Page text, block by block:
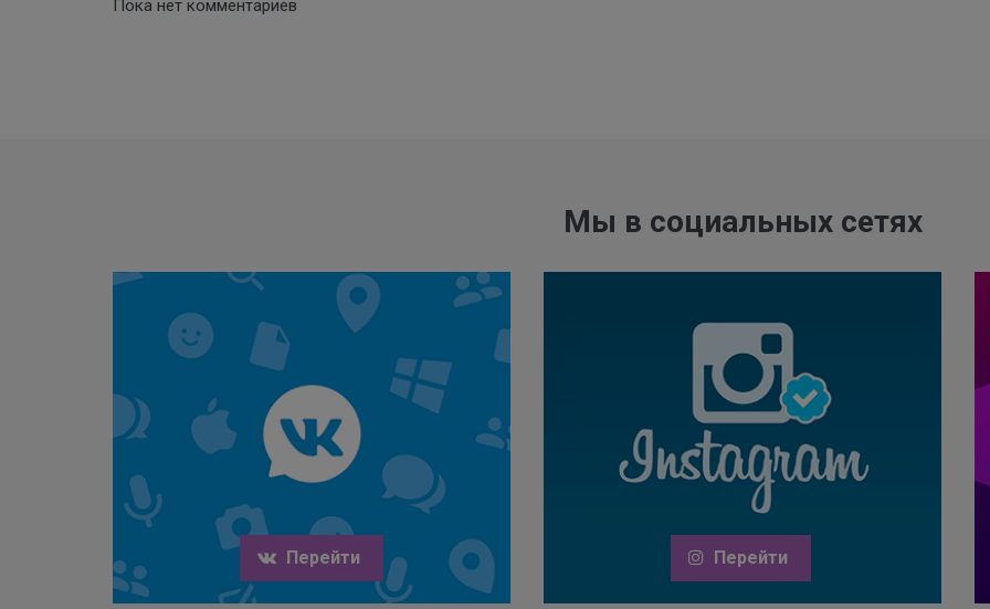
Пока нет комментариев
Мы в социальных сетях
Перейти Перейти